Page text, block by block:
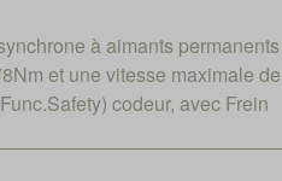
à aimants
et une vitesse maximale
codeur, avec Frein